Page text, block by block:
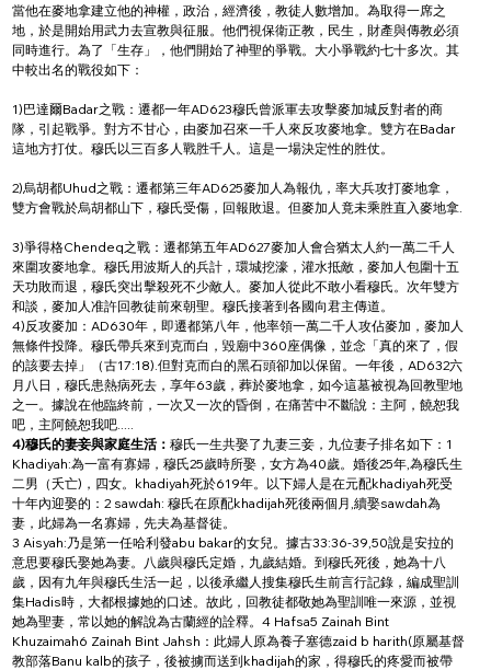
當他在麥地拿建立他的神權，政治，經濟後，教徒人數增加。為取得一席之
地，於是開始用武力去宣教與征服。他們視保衛正教，民生，財產與傳教必須
同時進行。為了「生存」，他們開始了神聖的爭戰。大小爭戰約七十多次。其
中較出名的戰役如下：
1)巴達爾Badar之戰：遷都一年AD623穆氏曾派軍去攻擊麥加城反對者的商
隊，引起戰爭。對方不甘心，由麥加召來一千人來反攻麥地拿。雙方在Badar
這地方打仗。穆氏以三百多人戰胜千人。這是一場決定性的胜仗。
2)烏胡都Uhud之戰：遷都第三年AD625麥加人為報仇，率大兵攻打麥地拿，
雙方會戰於烏胡都山下，穆氏受傷，回報敗退。但麥加人竟未乘胜直入麥地拿.
3)爭得格Chendeq之戰：遷都第五年AD627麥加人會合猶太人約一萬二千人
來圍攻麥地拿。穆氏用波斯人的兵計，環城挖濠，灌水抵敵，麥加人包圍十五
天功敗而退，穆氏突出擊殺死不少敵人。麥加人從此不敢小看穆氏。次年雙方
和談，麥加人准許回教徒前來朝聖。穆氏接著到各國向君主傳道。
4)反攻麥加：AD630年，即遷都第八年，他率領一萬二千人攻佔麥加，麥加人
無條件投降。穆氏帶兵來到克而白，毀廟中360座偶像，並念「真的來了，假
的該要去掉」（古17:18).但對克而白的黑石頭卻加以保留。一年後，AD632六
月八日，穆氏患熱病死去，享年63歲，葬於麥地拿，如今這墓被視為回教聖地
之一。據說在他臨終前，一次又一次的昏倒，在痛苦中不斷說：主阿，饒恕我
吧，主阿饒恕我吧.....
4)穆氏的妻妾與家庭生活：穆氏一生共娶了九妻三妾，九位妻子排名如下：1
Khadiyah:為一富有寡婦，穆氏25歲時所娶，女方為40歲。婚後25年,為穆氏生
二男（夭亡)，四女。khadiyah死於619年。以下婦人是在元配khadiyah死受
十年內迎娶的：2 sawdah: 穆氏在原配khadijah死後兩個月,續娶sawdah為
妻，此婦為一名寡婦，先夫為基督徒。
3 Aisyah:乃是第一任哈利發abu bakar的女兒。據古33:36-39,50說是安拉的
意思要穆氏娶她為妻。八歲與穆氏定婚，九歲結婚。到穆氏死後，她為十八
歲，因有九年與穆氏生活一起，以後承繼人搜集穆氏生前言行記錄，編成聖訓
集Hadis時，大都根據她的口述。故此，回教徒都敬她為聖訓唯一來源，並視
她為聖妻，常以她的解說為古蘭經的詮釋。4 Hafsa5 Zainah Bint
Khuzaimah6 Zainah Bint Jahsh：此婦人原為養子塞德zaid b harith(原屬基督
教部落Banu kalb的孩子，後被擄而送到khadijah的家，得穆氏的疼愛而被帶